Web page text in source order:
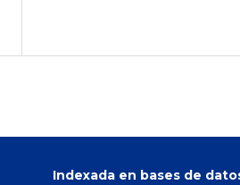
Indexada en bases de